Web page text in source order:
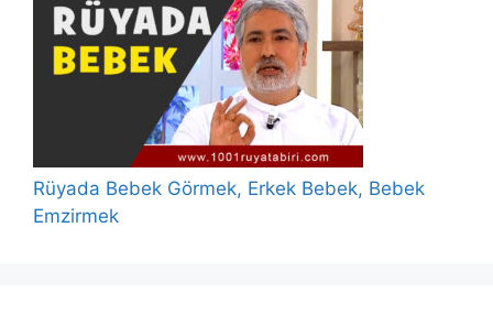
Rüyada Bebek Görmek, Erkek Bebek, Bebek
Emzirmek